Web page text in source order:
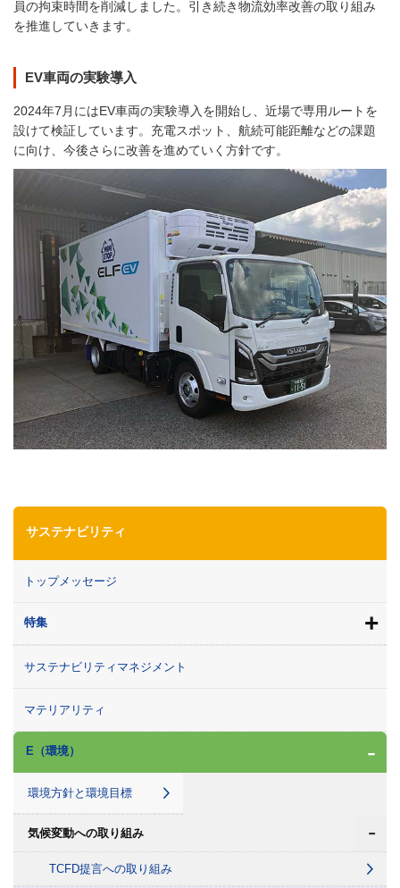
員の拘束時間を削減しました。引き続き物流効率改善の取り組み
を推進していきます。
EV車両の実験導入
2024年7月にはEV車両の実験導入を開始し、近場で専用ルートを
設けて検証しています。充電スポット、航続可能距離などの課題
に向け、今後さらに改善を進めていく方針です。
サステナビリティ
トップメッセージ
特集 +
サステナビリティマネジメント
マテリアリティ
E（環境） -
環境方針と環境目標
気候変動への取り組み -
TCFD提言への取り組み